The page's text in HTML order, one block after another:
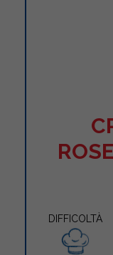
DIFFICOLTÀ